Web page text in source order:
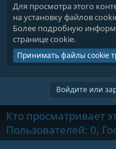
Для просмотра этого
на установку файлов
Более подробную
странице cookie.
Принимать файлы cookie
Войдите или
Кто просматривает
Пользователей: 0,